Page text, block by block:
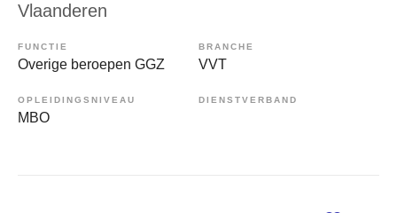
Vlaanderen
FUNCTIE
Overige beroepen GGZ
BRANCHE
VVT
OPLEIDINGSNIVEAU
MBO
DIENSTVERBAND